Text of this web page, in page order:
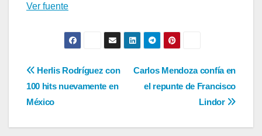
Ver fuente
Navegación
de
entradas
Carlos Mendoza confía en
el repunte de Francisco
Lindor
Herlis Rodríguez con
100 hits nuevamente en
México